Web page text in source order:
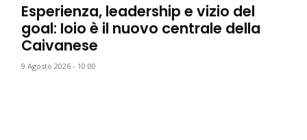
Esperienza, leadership e vizio del
goal: Ioio è il nuovo centrale della
Caivanese
9 Agosto 2026 - 10:00